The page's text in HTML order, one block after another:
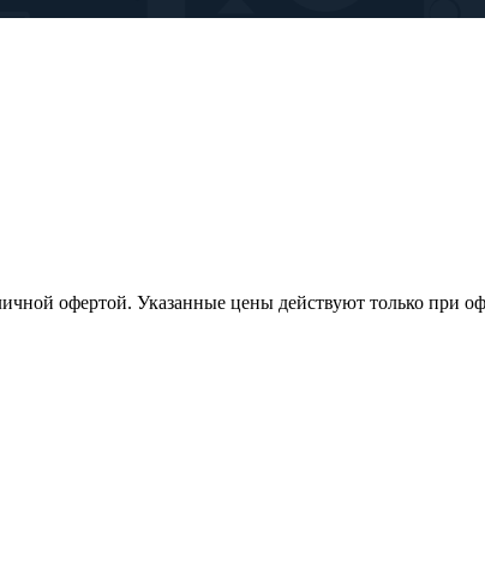
офертой. Указанные цены действуют только при